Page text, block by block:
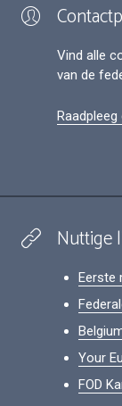
Vind alle
van de
Nuttige
Eerste
Your
FOD